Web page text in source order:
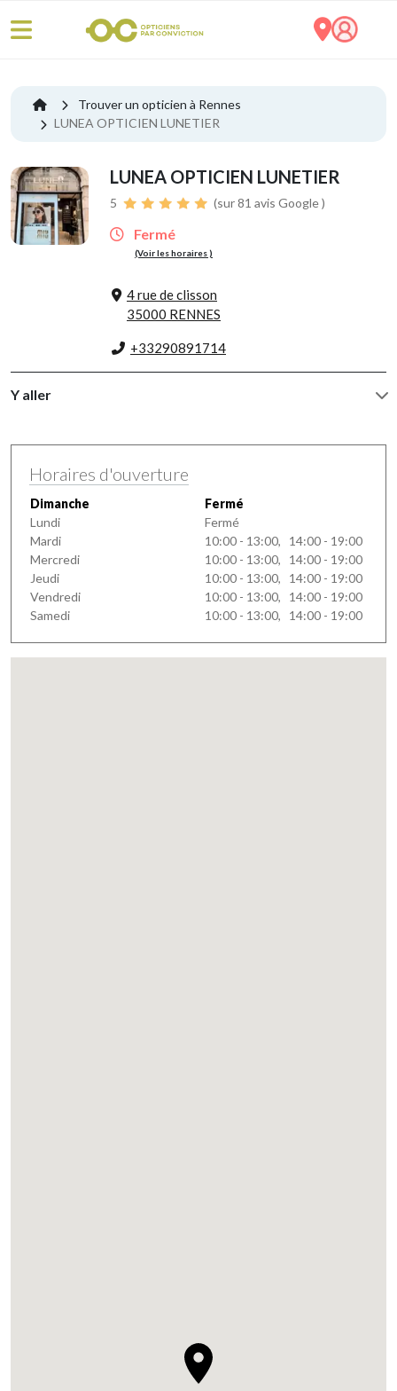
Trouver un opticien à Rennes
LUNEA OPTICIEN LUNETIER
LUNEA OPTICIEN LUNETIER
5 (sur 81 avis Google )
Fermé
(Voir les horaires )
4 rue de clisson
35000 RENNES
+33290891714
Y aller
Horaires d'ouverture
Dimanche
Fermé
Lundi
Fermé
Mardi
10:00 - 13:00, 14:00 - 19:00
Mercredi
10:00 - 13:00, 14:00 - 19:00
Jeudi
10:00 - 13:00, 14:00 - 19:00
Vendredi
10:00 - 13:00, 14:00 - 19:00
Samedi
10:00 - 13:00, 14:00 - 19:00